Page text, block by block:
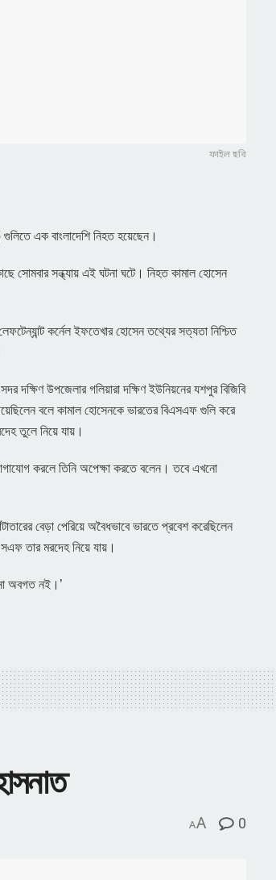
ফাইল ছবি
এক বাংলাদেশি নিহত হয়েছেন।
সোমবার সন্ধ্যায় এই ঘটনা ঘটে। নিহত কামাল হোসেন
লেফটেন্যান্ট কর্নেল ইফতেখার হোসেন তথ্যের সত্যতা নিশ্চিত
দক্ষিণ উপজেলার গলিয়ারা দক্ষিণ ইউনিয়নের যশপুর বিজিবি
বলে কামাল হোসেনকে ভারতের বিএসএফ গুলি করে
তুলে নিয়ে যায়।
করলে তিনি অপেক্ষা করতে বলেন। তবে এখনো
বেড়া পেরিয়ে অবৈধভাবে ভারতে প্রবেশ করেছিলেন
তার মরদেহ নিয়ে যায়।
অবগত নই।’
AA 0